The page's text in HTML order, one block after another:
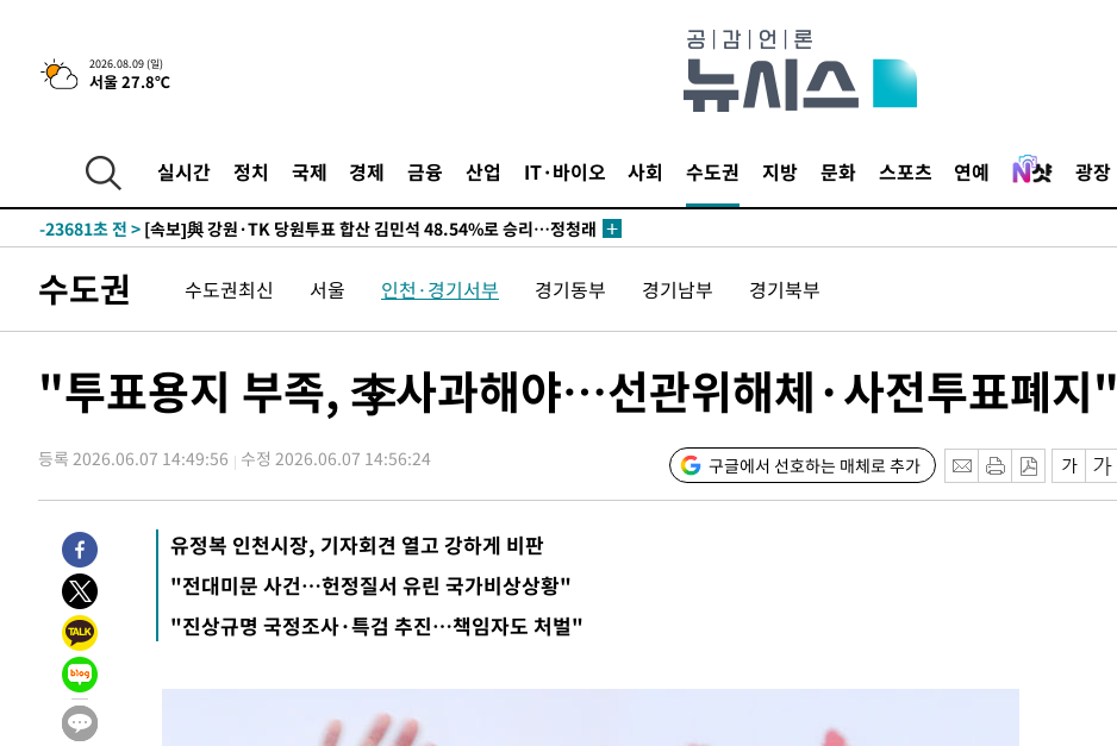
2026.08.09 (일)
서울 27.8℃
실시간 정치 국제 경제 금융 산업 IT·바이오 사회 수도권 지방 문화 스포츠 연예 광장
-32113초 전 >네타냐후, 트럼프의 가자 평화 2차 15개조 평화안 '거부'
-28709초 전 > 이강인 ATM 입단식에 '상암벌 들썩'…"세계적인 선수 되길"
-25051초 전 >
AT마드리드 데뷔 앞둔 이강인, 맨시티전 선발 대신 '벤치 시작'
-23681초 전 >
44.40%
-23015초 전 > 與 강원·TK 당원투표 합산 김민석 46.01%로 승리…정청래
-22662초 전 > [속보]與 당대표 경선, 경북 권리당원 투표 김민석 47.37%·정청래
-22564초 전 >[속보]與 당대표 경선, 대구 권리당원 투표 정청래 47.82%·김민석
득표
-20279초 전 >"일본축구협회, 대한축구협회 성 접대 의혹 심판 조사"
정상
-8286초 전 >"얼마나 더웠으면"…안동 물길공원서 헤엄친 구렁이 '소동'
-8213초 전 >손흥민, 68분 뛰고 2경기 침묵…LAFC, 톨루카에 1-0 승리(종합)
-7485초 전 >
'2경기 연속 침묵' 손흥민, 톨루카전 68분만 뛰고 슈팅 0개
-6237초 전 >
이강인, 오늘 서울서 AT마드리드 입단식…'전례 없는 특급대우'
1시간 전 >
'여긴 20도, 저긴 50도'…열화상 카메라로 본 폭염 저감시설 '온도차'
2시간 전 >
콜롬비아 신임 우파 대통령 취임 하루만에 차량폭탄 폭발 사건
3시간 전 >
4시간 전 >
이군이 불법 군시설 건설한 레바논 남부에서 레바논군 3명 폭발로 부상
-32113초 전 >
네타냐후, 트럼프의 가자 평화 2차 15개조 평화안 '거부'
수도권 수도권최신 서울 인천·경기서부 경기동부 경기남부 경기북부
"투표용지 부족, 李사과해야…선관위해체·사전투표폐지"
등록 2026.06.07 14:49:56 수정 2026.06.07 14:56:24 구글에서 선호하는 매체로 추가
유정복 인천시장, 기자회견 열고 강하게 비판
"전대미문 사건…헌정질서 유린 국가비상상황"
"진상규명 국정조사·특검 추진…책임자도 처벌"